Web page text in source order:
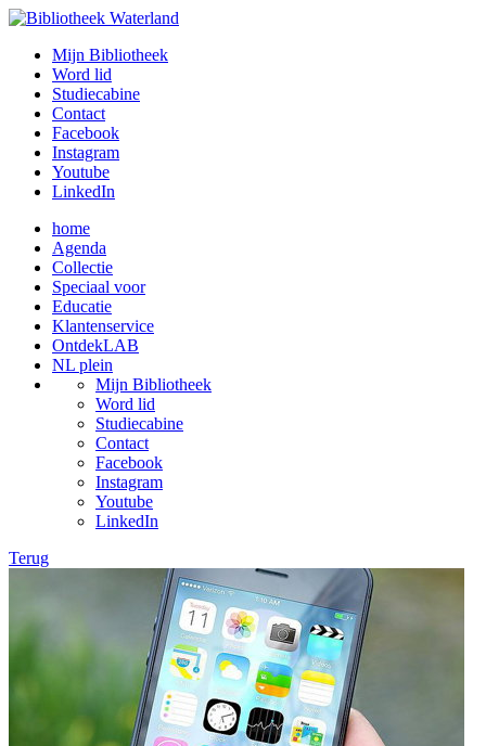
Mijn Bibliotheek
Word lid
Studiecabine
Contact
Facebook
Instagram
Youtube
LinkedIn
home
Agenda
Collectie
Speciaal voor
Educatie
Klantenservice
OntdekLAB
NL plein
Mijn Bibliotheek
Word lid
Studiecabine
Contact
Facebook
Instagram
Youtube
LinkedIn
Terug